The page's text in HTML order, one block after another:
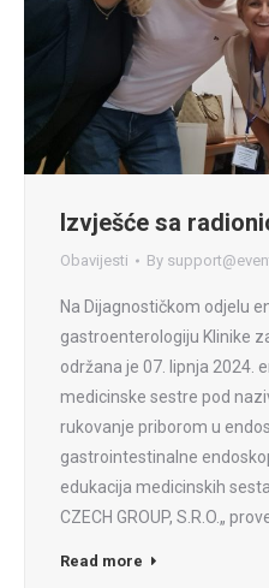
Izvješće sa
Obavijesti By
Na Dijagnostičkom odjelu
gastroenterologiju Klinike
održana je 07. lipnja 2024.
medicinske sestre pod
rukovanje priborom u
gastrointestinalne
edukacija medicinskih
CZECH GROUP, S.R.O.„
Read more